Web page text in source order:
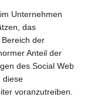
Unternehmen
das
der
Anteil der
des Social Web
diese
voranzutreiben.